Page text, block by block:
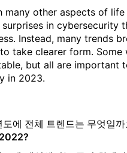
many other aspects of
in cybersecurity
Instead, many trends
take clearer form.
but all are important
in 2023.
에 전체 트렌드는 무엇일